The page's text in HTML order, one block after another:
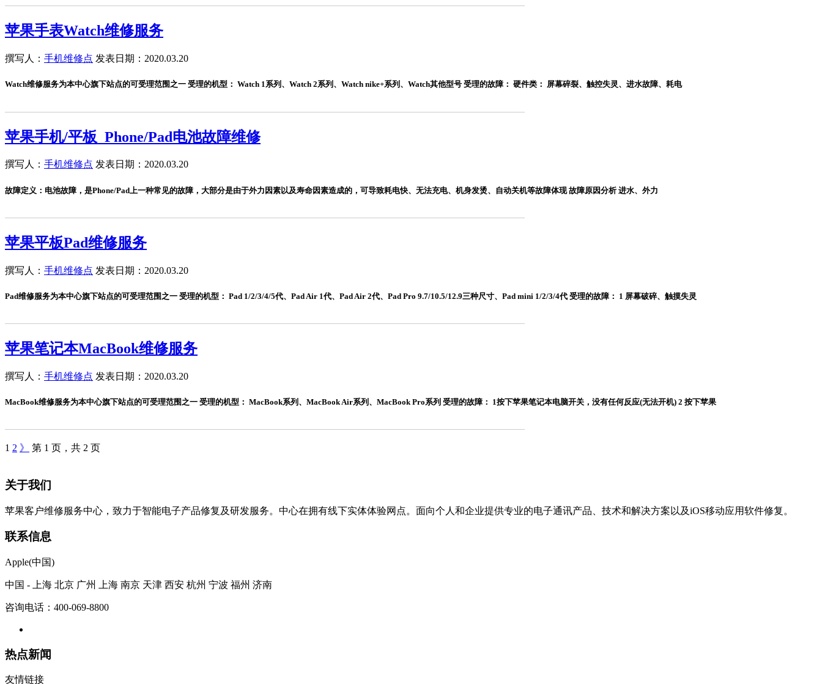
苹果手表Watch维修服务
撰写人： 手机维修点 发表日期：2020.03.20
Watch维修服务为本中心旗下站点的可受理范围之一 受理的机型： Watch 1系列、Watch 2系列、Watch nike+系列、Watch其他型号 受理的故障： 硬件类： 屏幕碎裂、触控失灵、进水故障、耗电
苹果手机/平板_Phone/Pad电池故障维修
撰写人： 手机维修点 发表日期：2020.03.20
故障定义：电池故障，是Phone/Pad上一种常见的故障，大部分是由于外力因素以及寿命因素造成的，可导致耗电快、无法充电、机身发烫、自动关机等故障体现 故障原因分析 进水、外力
苹果平板Pad维修服务
撰写人： 手机维修点 发表日期：2020.03.20
Pad维修服务为本中心旗下站点的可受理范围之一 受理的机型： Pad 1/2/3/4/5代、Pad Air 1代、Pad Air 2代、Pad Pro 9.7/10.5/12.9三种尺寸、Pad mini 1/2/3/4代 受理的故障： 1 屏幕破碎、触摸失灵
苹果笔记本MacBook维修服务
撰写人： 手机维修点 发表日期：2020.03.20
MacBook维修服务为本中心旗下站点的可受理范围之一 受理的机型： MacBook系列、MacBook Air系列、MacBook Pro系列 受理的故障： 1按下苹果笔记本电脑开关，没有任何反应(无法开机) 2 按下苹果
1 2 》 第 1 页，共 2 页
关于我们
苹果客户维修服务中心，致力于智能电子产品修复及研发服务。中心在拥有线下实体体验网点。面向个人和企业提供专业的电子通讯产品、技术和解决方案以及iOS移动应用软件修复。
联系信息
Apple(中国)
中国 - 上海 北京 广州 上海 南京 天津 西安 杭州 宁波 福州 济南
咨询电话：400-069-8800
热点新闻
友情链接